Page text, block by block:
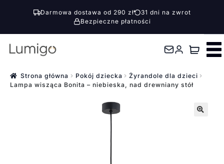
Darmowa dostawa od 290 zł
31 dni na zwrot
Bezpieczne płatności
Przejdź
nawigacji
Przejdź
treści Strona główna Pokój dziecka
Żyrandole dla dzieci
Lampa wisząca Bonita – niebieska, nad drewniany stół